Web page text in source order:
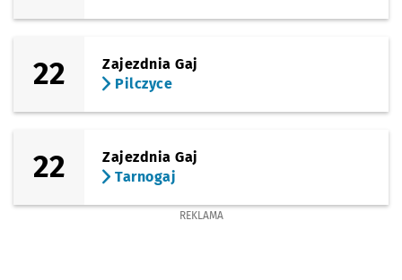
22
Zajezdnia Gaj
Pilczyce
22
Zajezdnia Gaj
Tarnogaj
REKLAMA